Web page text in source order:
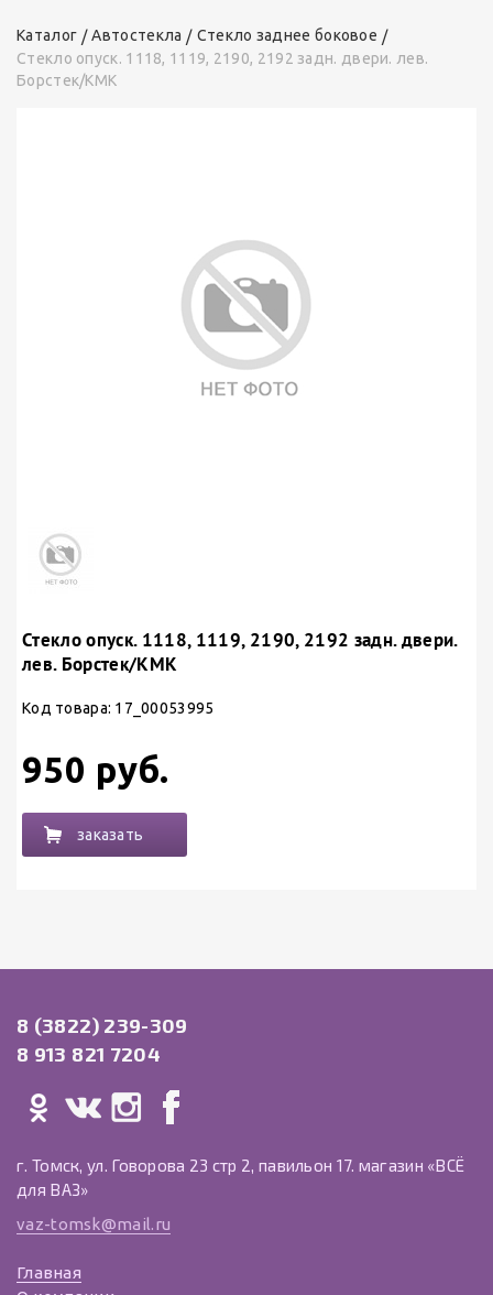
Каталог Автостекла
Стекло заднее боковое
Стекло опуск. 1118, 1119, 2190, 2192 задн. двери. лев.
Борстек/КМК
Стекло опуск. 1118, 1119, 2190, 2192 задн. двери.
лев. Борстек/КМК
Код товара: 17_00053995
950 руб.
заказать
8 (3822) 239-309
8 913 821 7204
г. Томск, ул. Говорова 23 стр 2, павильон 17. магазин «ВСЁ
для ВАЗ»
vaz-tomsk@mail.ru
Главная